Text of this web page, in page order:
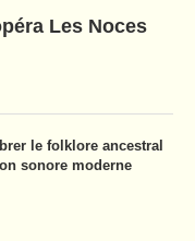
Les Noces
le folklore ancestral
sonore moderne